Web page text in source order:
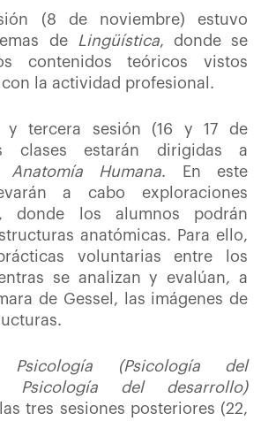
(8 de noviembre) estuvo
de
Lingüística, donde se
contenidos teóricos vistos
la actividad profesional.
y tercera sesión (16 y 17 de
clases estarán dirigidas a
Anatomía Humana. En este
a cabo exploraciones
donde los alumnos podrán
anatómicas. Para ello,
voluntarias entre los
se analizan y evalúan, a
de Gessel, las imágenes de
Psicología (Psicología del
Psicología del desarrollo)
tres sesiones posteriores (22,